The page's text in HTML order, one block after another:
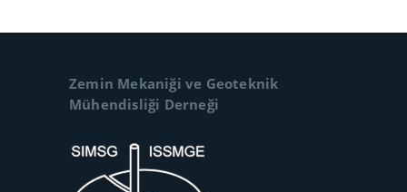
Zemin Mekaniği ve Geoteknik
Mühendisliği Derneği